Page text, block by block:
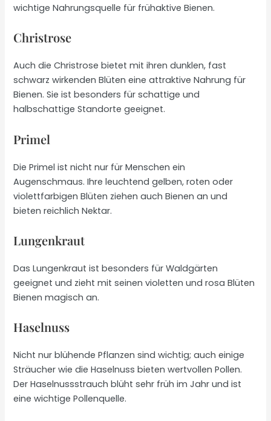
wichtige Nahrungsquelle für frühaktive Bienen.
Christrose
Auch die Christrose bietet mit ihren dunklen, fast
schwarz wirkenden Blüten eine attraktive Nahrung für
Bienen. Sie ist besonders für schattige und
halbschattige Standorte geeignet.
Primel
Die Primel ist nicht nur für Menschen ein
Augenschmaus. Ihre leuchtend gelben, roten oder
violettfarbigen Blüten ziehen auch Bienen an und
bieten reichlich Nektar.
Lungenkraut
Das Lungenkraut ist besonders für Waldgärten
geeignet und zieht mit seinen violetten und rosa Blüten
Bienen magisch an.
Haselnuss
Nicht nur blühende Pflanzen sind wichtig; auch einige
Sträucher wie die Haselnuss bieten wertvollen Pollen.
Der Haselnussstrauch blüht sehr früh im Jahr und ist
eine wichtige Pollenquelle.